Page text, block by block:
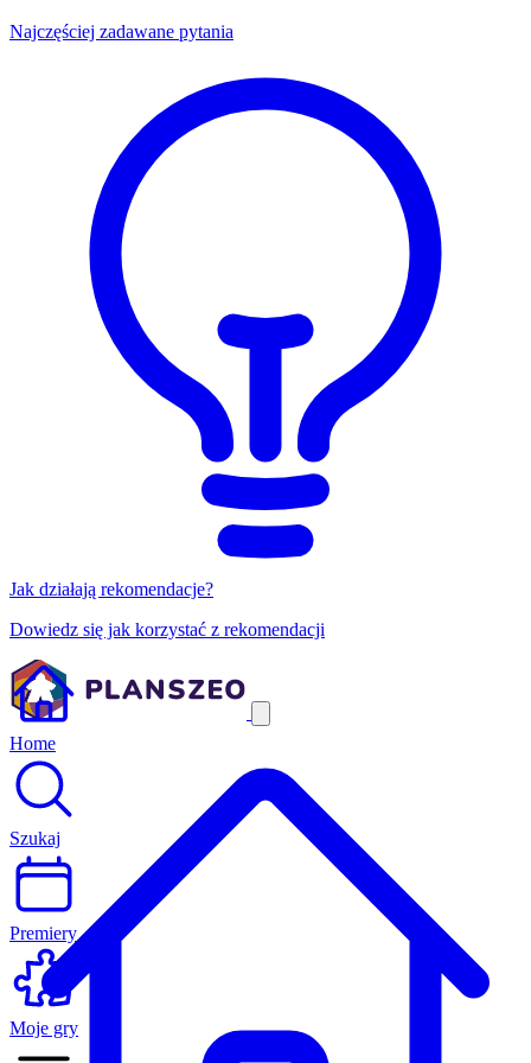
Najczęściej zadawane pytania
Jak działają rekomendacje?
Dowiedz się jak korzystać z rekomendacji
Home
Szukaj
Premiery
Moje gry